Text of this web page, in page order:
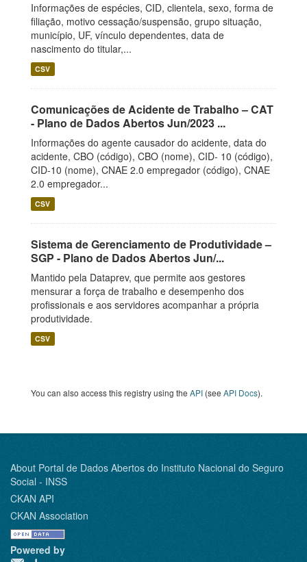
Informações de espécies, CID, clientela, sexo, forma de
filiação, motivo cessação/suspensão, grupo situação,
município, UF, vínculo dependentes, data de
nascimento do titular,...
CSV
Comunicações de Acidente de Trabalho – CAT
- Plano de Dados Abertos Jun/2023 ...
Informações do agente causador do acidente, data do
acidente, CBO (código), CBO (nome), CID- 10 (código),
CID-10 (nome), CNAE 2.0 empregador (código), CNAE
2.0 empregador...
CSV
Sistema de Gerenciamento de Produtividade –
SGP - Plano de Dados Abertos Jun/...
Mantido pela Dataprev, que permite aos gestores
mensurar a força de trabalho e desempenho dos
profissionais e aos servidores acompanhar a própria
produtividade.
CSV
You can also access this registry using the API (see API Docs).
About Portal de Dados Abertos do Instituto Nacional do Seguro
Social - INSS
CKAN API
CKAN Association
Powered by